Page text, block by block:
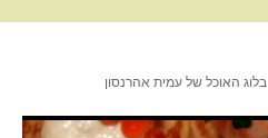
בלוג האוכל של עמית אהרנסון